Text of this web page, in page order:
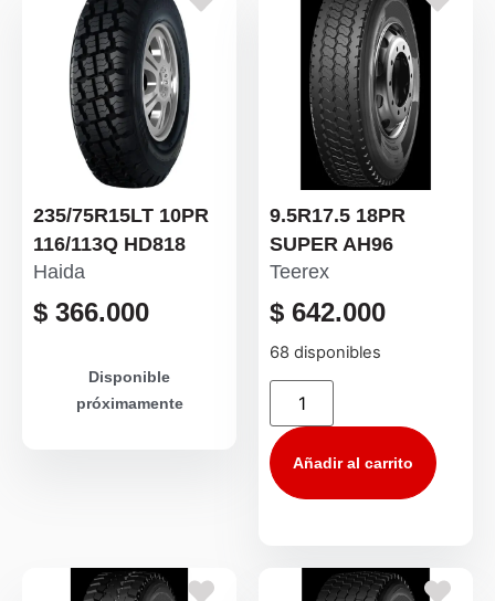
235/75R15LT 10PR
116/113Q HD818
Haida
$ 366.000
Disponible
próximamente
9.5R17.5 18PR
SUPER AH96
Teerex
$ 642.000
68 disponibles
Añadir al carrito